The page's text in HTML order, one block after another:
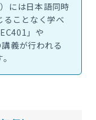
には日本語同時
ることなく学べ
」や
義が行われる